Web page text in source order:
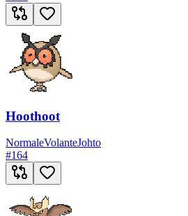
Hoothoot
NormaleVolanteJohto
#164